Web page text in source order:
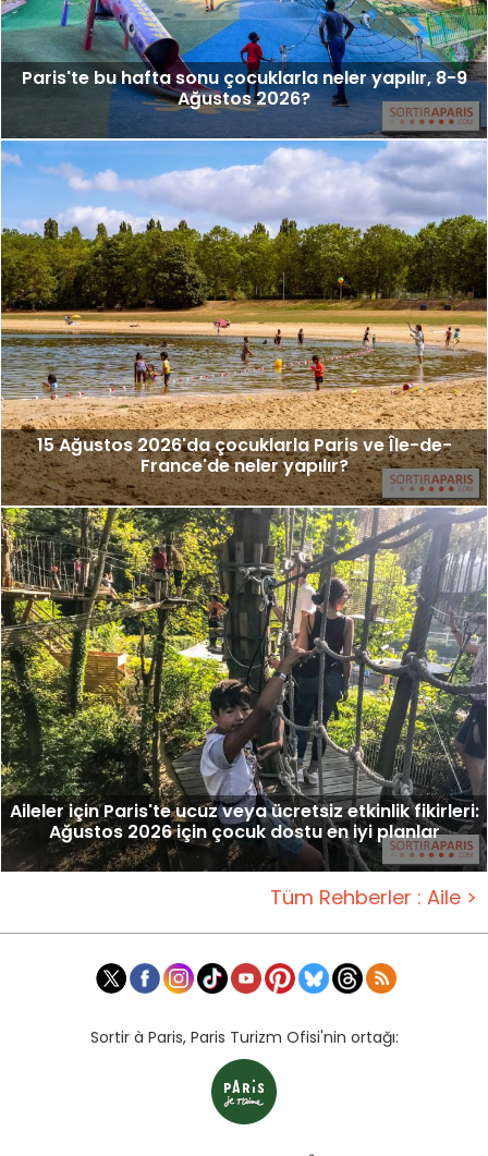
Paris'te bu hafta sonu çocuklarla neler yapılır, 8-9
Ağustos 2026?
15 Ağustos 2026'da çocuklarla Paris ve Île-de-
France'de neler yapılır?
Aileler için Paris'te ucuz veya ücretsiz etkinlik fikirleri:
Ağustos 2026 için çocuk dostu en iyi planlar
Tüm Rehberler : Aile >
Sortir à Paris, Paris Turizm Ofisi'nin ortağı: